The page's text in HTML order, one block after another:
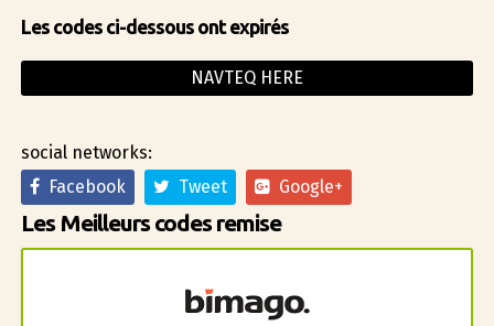
Les codes ci-dessous ont expirés
NAVTEQ HERE
social networks:
Facebook
Tweet Google+
Les Meilleurs codes remise